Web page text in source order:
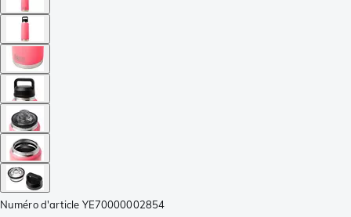
Numéro d'article YE70000002854